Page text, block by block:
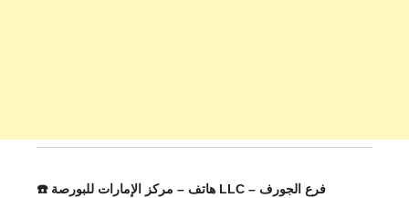
☎️ هاتف – مركز الإمارات للبورصة LLC – فرع الجورف